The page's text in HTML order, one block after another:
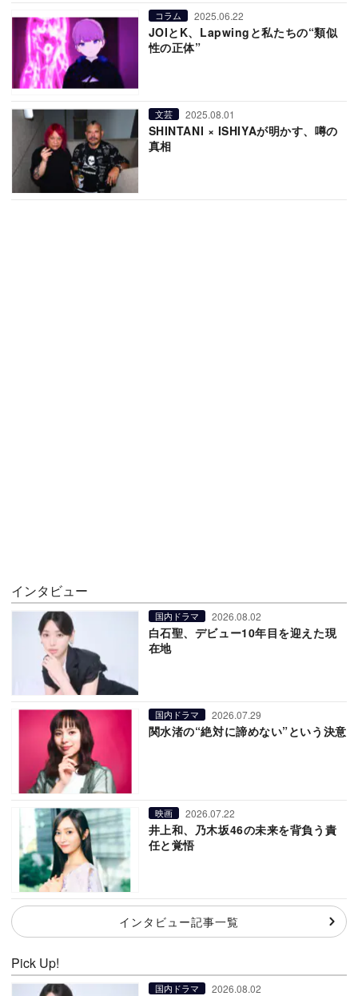
コラム 2025.06.22
JOIとK、Lapwingと私たちの“類似
性の正体”
文芸 2025.08.01
SHINTANI × ISHIYAが明かす、噂の
真相
インタビュー
国内ドラマ 2026.08.02
白石聖、デビュー10年目を迎えた現
在地
国内ドラマ 2026.07.29
関水渚の“絶対に諦めない”という決意
映画 2026.07.22
井上和、乃木坂46の未来を背負う責
任と覚悟
インタビュー記事一覧
Pick Up!
国内ドラマ 2026.08.02